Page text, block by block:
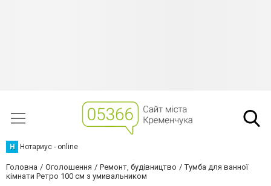
Н Нотариус - online
Головна Оголошення Ремонт, будівництво
Тумба для ванної
кімнати Ретро 100 см з умивальником